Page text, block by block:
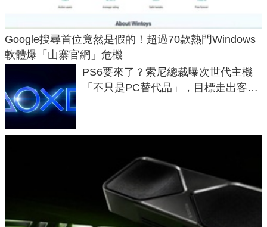
Google搜尋首位竟然是假的！超過70款熱門Windows
軟體爆「山寨官網」危機
PS6要來了？索尼總裁曝次世代主機
「不只是PC替代品」，目標走出客